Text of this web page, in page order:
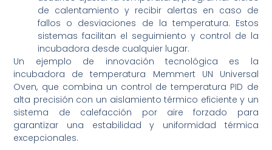
de calentamiento y recibir alertas en caso de
fallos o desviaciones de la temperatura. Estos
sistemas facilitan el seguimiento y control de la
incubadora desde cualquier lugar.
Un ejemplo de innovación tecnológica es la
incubadora de temperatura Memmert UN Universal
Oven, que combina un control de temperatura PID de
alta precisión con un aislamiento térmico eficiente y un
sistema de calefacción por aire forzado para
garantizar una estabilidad y uniformidad térmica
excepcionales.